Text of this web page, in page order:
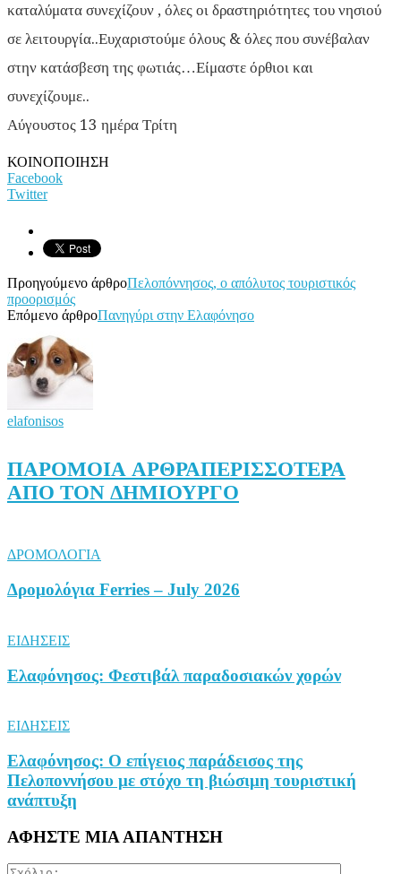
καταλύματα συνεχίζουν , όλες οι δραστηριότητες του νησιού
σε λειτουργία..Ευχαριστούμε όλους & όλες που συνέβαλαν
στην κατάσβεση της φωτιάς…Είμαστε όρθιοι και
συνεχίζουμε..
Αύγουστος 13 ημέρα Τρίτη
ΚΟΙΝΟΠΟΙΗΣΗ
Facebook
Twitter
Προηγούμενο άρθροΠελοπόννησος, ο απόλυτος τουριστικός
προορισμός
Επόμενο άρθροΠανηγύρι στην Ελαφόνησο
elafonisos
ΠΑΡΟΜΟΙΑ ΑΡΘΡΑΠΕΡΙΣΣΟΤΕΡΑ
ΑΠΟ ΤΟΝ ΔΗΜΙΟΥΡΓΟ
ΔΡΟΜΟΛΟΓΙΑ
Δρομολόγια Ferries – July 2026
ΕΙΔΗΣΕΙΣ
Ελαφόνησος: Φεστιβάλ παραδοσιακών χορών
ΕΙΔΗΣΕΙΣ
Ελαφόνησος: Ο επίγειος παράδεισος της
Πελοποννήσου με στόχο τη βιώσιμη τουριστική
ανάπτυξη
ΑΦΗΣΤΕ ΜΙΑ ΑΠΑΝΤΗΣΗ